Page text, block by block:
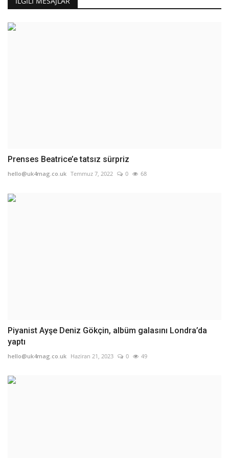
Prenses Beatrice’e tatsız sürpriz
hello@uk4mag.co.uk Temmuz 7, 2022 0 68
Piyanist Ayşe Deniz Gökçin, albüm galasını Londra’da
yaptı
hello@uk4mag.co.uk Haziran 21, 2023 0 49